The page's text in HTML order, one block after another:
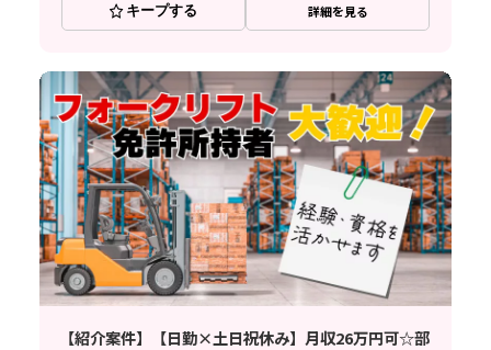
キープする 詳細を見る
【紹介案件】【日勤×土日祝休み】月収26万円可☆部